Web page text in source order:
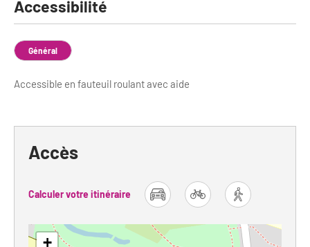
Accessibilité
Général
Accessible en fauteuil roulant avec aide
Accès
Calculer votre itinéraire
car bike foot
+